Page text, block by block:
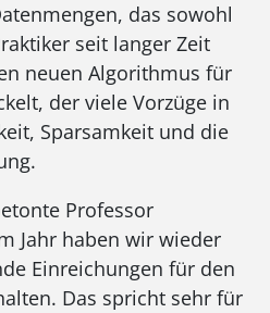
das sowohl
seit langer Zeit
neuen Algorithmus für
der viele Vorzüge in
Sparsamkeit und die
Professor
Jahr haben wir wieder
Einreichungen für den
Das spricht sehr für